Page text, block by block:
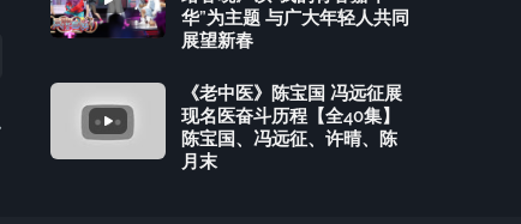
华”为主题 与广大年轻人共同
展望新春
《老中医》陈宝国 冯远征展
现名医奋斗历程【全40集】
陈宝国、冯远征、许晴、陈
月末